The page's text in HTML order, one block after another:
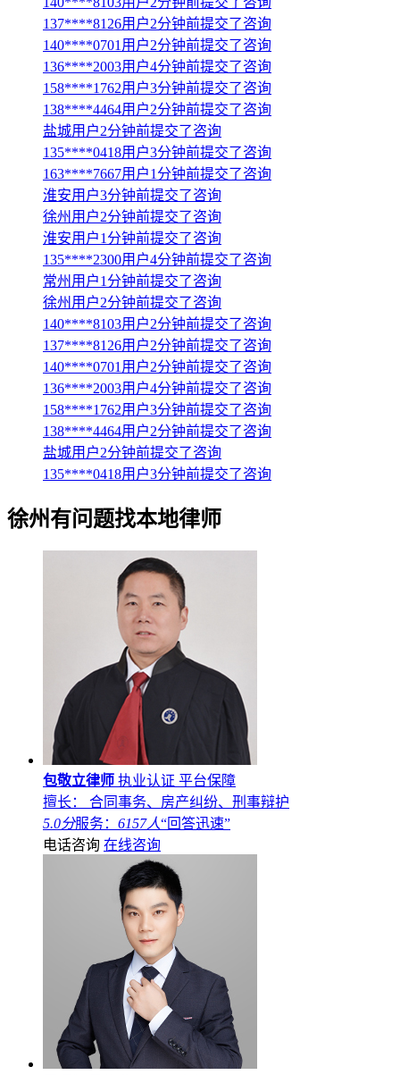
137****8126用户2分钟前提交了咨询
140****0701用户2分钟前提交了咨询
136****2003用户4分钟前提交了咨询
158****1762用户3分钟前提交了咨询
138****4464用户2分钟前提交了咨询
盐城用户2分钟前提交了咨询
135****0418用户3分钟前提交了咨询
163****7667用户1分钟前提交了咨询
淮安用户3分钟前提交了咨询
徐州用户2分钟前提交了咨询
淮安用户1分钟前提交了咨询
135****2300用户4分钟前提交了咨询
常州用户1分钟前提交了咨询
徐州用户2分钟前提交了咨询
140****8103用户2分钟前提交了咨询
137****8126用户2分钟前提交了咨询
140****0701用户2分钟前提交了咨询
136****2003用户4分钟前提交了咨询
158****1762用户3分钟前提交了咨询
138****4464用户2分钟前提交了咨询
盐城用户2分钟前提交了咨询
135****0418用户3分钟前提交了咨询
徐州有问题找本地律师
包敬立律师 执业认证 平台保障
擅长： 合同事务、房产纠纷、刑事辩护
5.0分服务： 6157人“回答迅速”
电话咨询 在线咨询